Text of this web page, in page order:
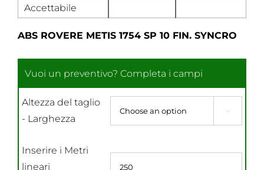
Accettabile
ABS ROVERE METIS 1754 SP 10 FIN. SYNCRO
Altezza del taglio
- Larghezza

Inserire i Metri
lineari